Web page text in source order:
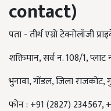
contact)
पता - तीर्थ एग्रो टेक्नोलॉजी
शक्तिमान, सर्व न. 108/1,
भुनावा, गोंडल, जिला राजकोट,
फोन : +91 (2827) 234567,